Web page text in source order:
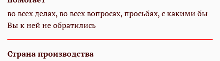
во всех делах, во всех вопросах, просьбах, с какими бы
Вы к ней не обратились
Страна производства